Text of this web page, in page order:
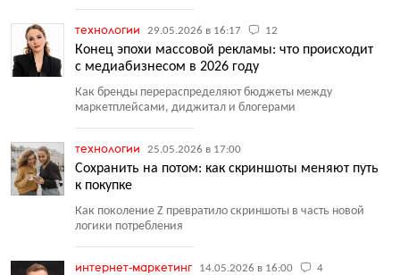
технологии 29.05.2026 в 16:17 12
Конец эпохи массовой рекламы: что происходит
с медиабизнесом в 2026 году
Как бренды перераспределяют бюджеты между
маркетплейсами, диджитал и блогерами
технологии 25.05.2026 в 17:00
Сохранить на потом: как скриншоты меняют путь
к покупке
Как поколение Z превратило скриншоты в часть новой
логики потребления
интернет-маркетинг 14.05.2026 в 16:00 4